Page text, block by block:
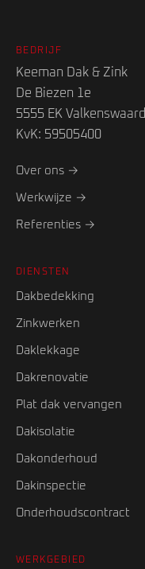
BEDRIJF
Keeman Dak & Zink
De Biezen 1e
5555 EK Valkenswaard
KvK: 59505400
Over ons →
Werkwijze →
Referenties →
DIENSTEN
Dakbedekking
Zinkwerken
Daklekkage
Dakrenovatie
Plat dak vervangen
Dakisolatie
Dakonderhoud
Dakinspectie
Onderhoudscontract
WERKGEBIED